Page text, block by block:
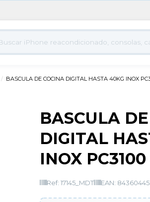
BASCULA DE COCINA DIGITAL HASTA 40KG INOX
BASCULA
DIGITAL
INOX
Ref: 17145_MDT EAN: